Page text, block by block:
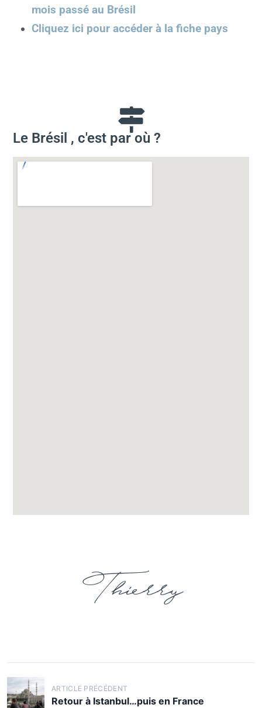
mois passé au Brésil
Cliquez ici pour accéder à la fiche pays
Le Brésil , c'est par où ?
Thierry
ARTICLE PRÉCÉDENT
Retour à Istanbul…puis en France